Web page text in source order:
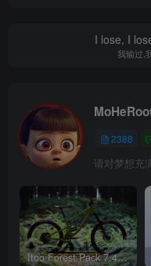
题，否则会报错，有报
在 package.json 中
打包桌⾯客户端⽤的，国
⻚端对整个项⽬也不影响
I lose, I
我输过,
2388
Itoo Forest Pack 7.4.20 森林插件 For 3DSMAX 2014 ~ 2023 汉化永久版